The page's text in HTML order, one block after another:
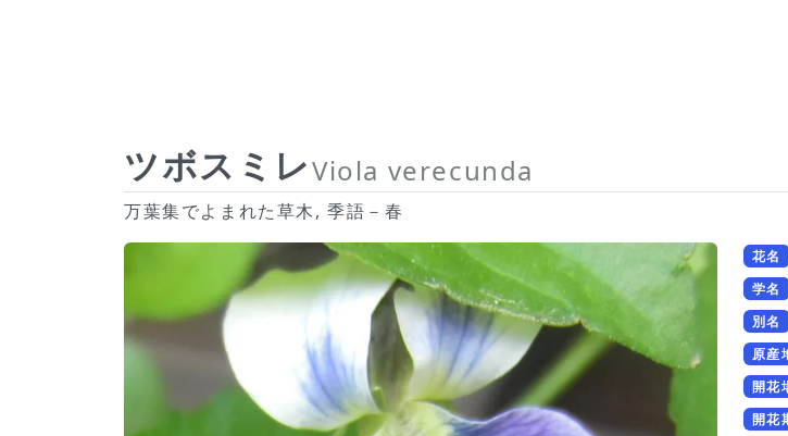
ツボスミレViola verecunda
万葉集でよまれた草木, 季語－春
花名
学名
別名
原産
開花
開花